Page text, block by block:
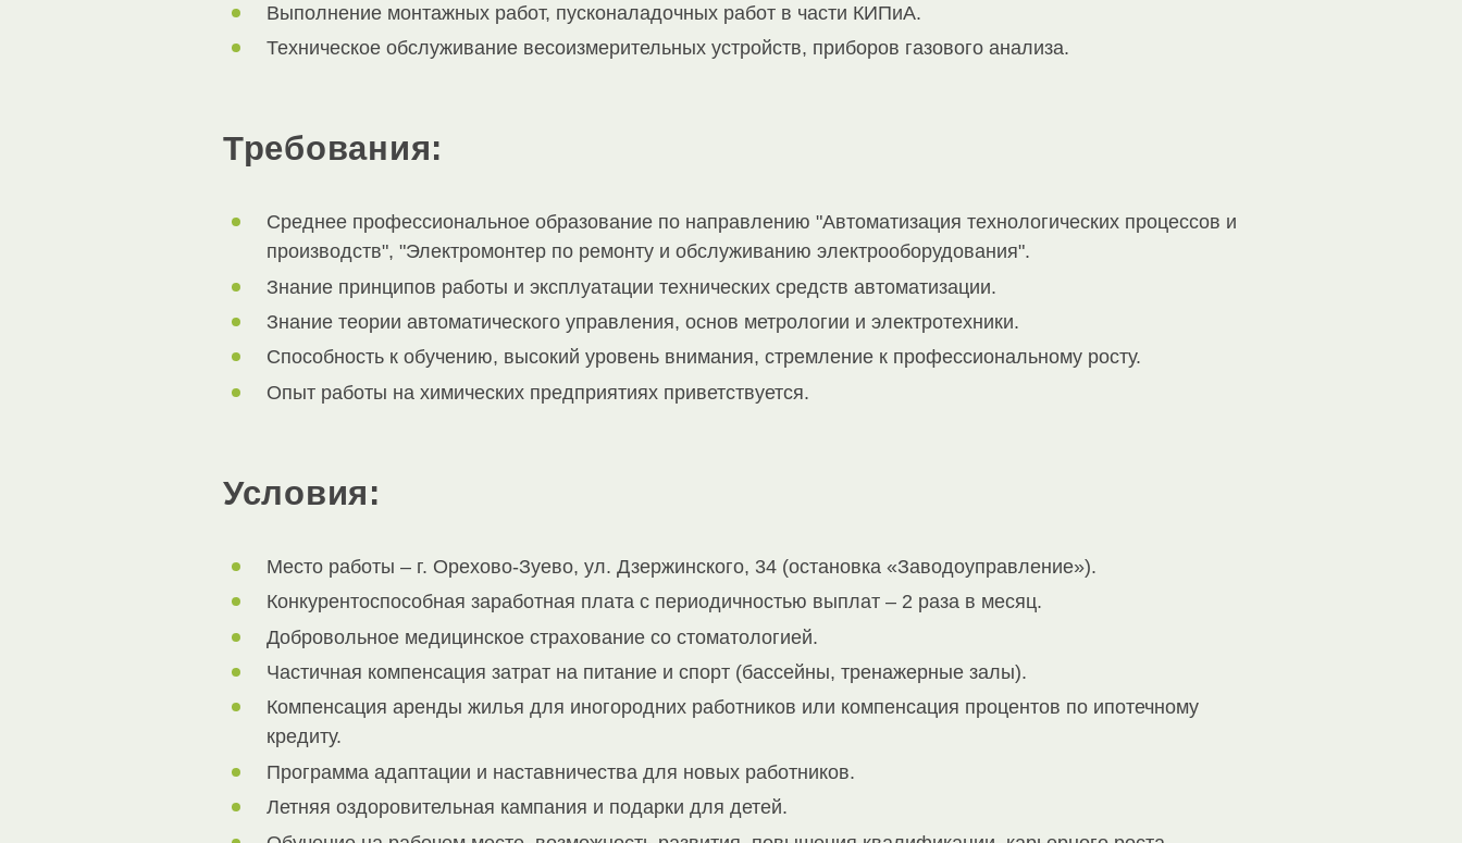
Выполнение монтажных работ, пусконаладочных работ в части КИПиА.
Техническое обслуживание весоизмерительных устройств, приборов газового анализа.
Требования:
Среднее профессиональное образование по направлению "Автоматизация технологических процессов и
производств", "Электромонтер по ремонту и обслуживанию электрооборудования".
Знание принципов работы и эксплуатации технических средств автоматизации.
Знание теории автоматического управления, основ метрологии и электротехники.
Способность к обучению, высокий уровень внимания, стремление к профессиональному росту.
Опыт работы на химических предприятиях приветствуется.
Условия:
Место работы – г. Орехово-Зуево, ул. Дзержинского, 34 (остановка «Заводоуправление»).
Конкурентоспособная заработная плата с периодичностью выплат – 2 раза в месяц.
Добровольное медицинское страхование со стоматологией.
Частичная компенсация затрат на питание и спорт (бассейны, тренажерные залы).
Компенсация аренды жилья для иногородних работников или компенсация процентов по ипотечному
кредиту.
Программа адаптации и наставничества для новых работников.
Летняя оздоровительная кампания и подарки для детей.